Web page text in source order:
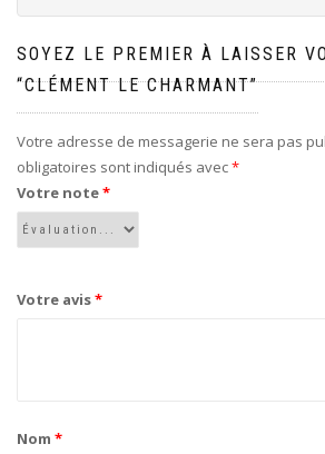
SOYEZ LE PREMIER À LAISSER
“CLÉMENT LE CHARMANT”
Votre adresse de messagerie ne sera pas
obligatoires sont indiqués avec*
Votre note*
Votre avis*
Nom *